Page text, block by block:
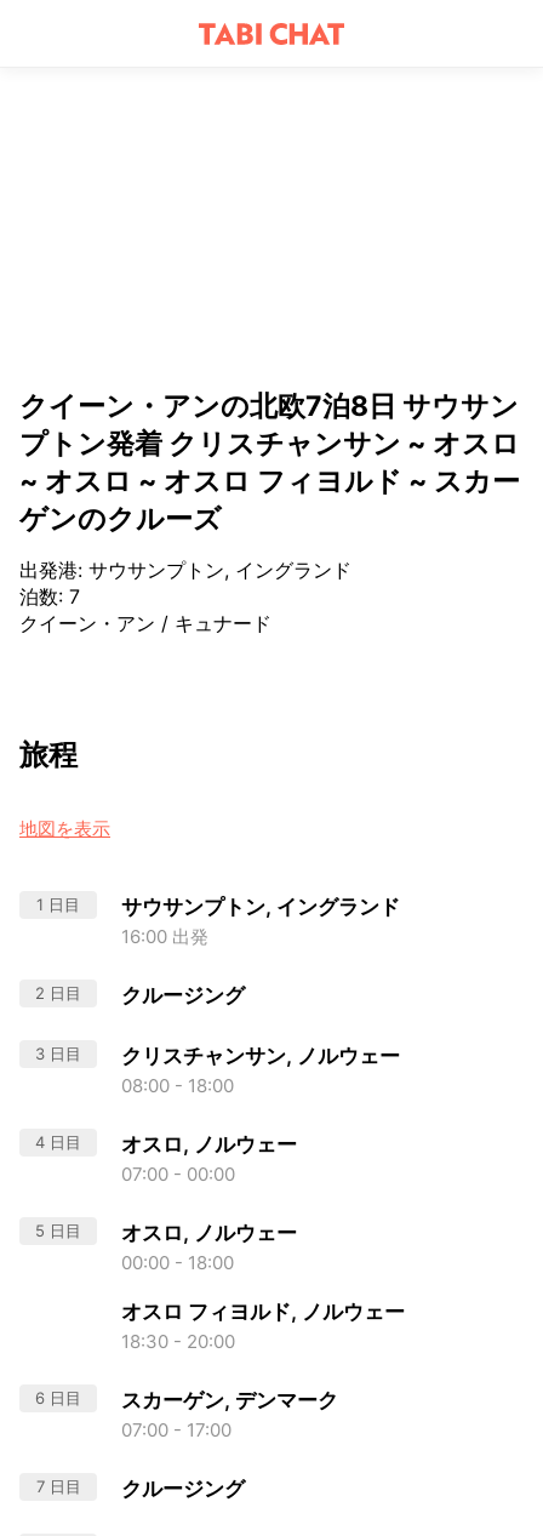
クイーン・アンの北欧7泊8日 サウサン
プトン発着 クリスチャンサン ~ オスロ
~ オスロ ~ オスロ フィヨルド ~ スカー
ゲンのクルーズ
出発港: サウサンプトン, イングランド
泊数: 7
クイーン・アン / キュナード
旅程
地図を表示
1 日目 サウサンプトン, イングランド
16:00 出発
2 日目 クルージング
3 日目 クリスチャンサン, ノルウェー
08:00 - 18:00
4 日目 オスロ, ノルウェー
07:00 - 00:00
5 日目 オスロ, ノルウェー
00:00 - 18:00
オスロ フィヨルド, ノルウェー
18:30 - 20:00
6 日目 スカーゲン, デンマーク
07:00 - 17:00
7 日目 クルージング